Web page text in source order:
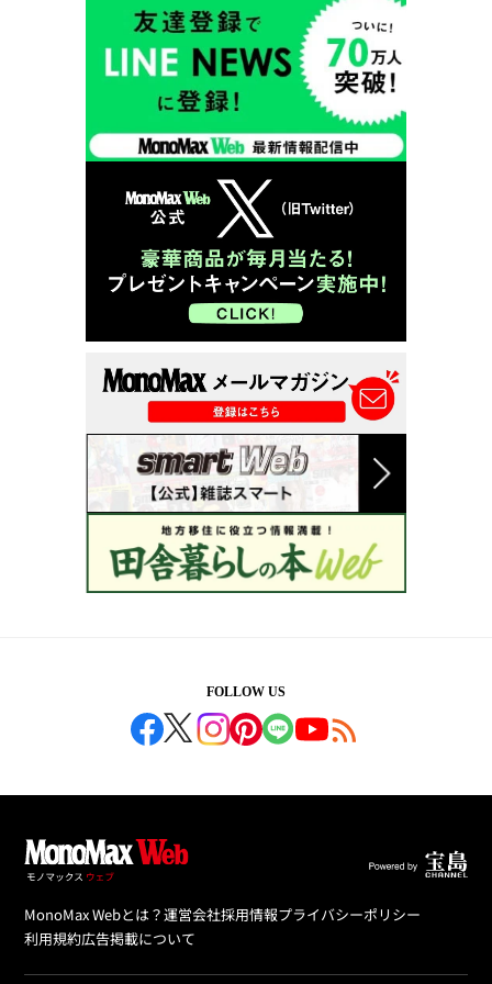
FOLLOW US
MonoMax Webとは？運営会社採用情報プライバシーポリシー
利用規約広告掲載について